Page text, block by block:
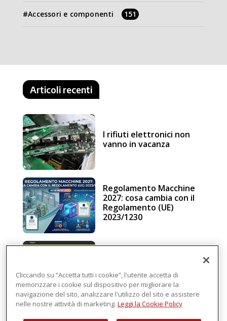
Accessori e componenti 151
Articoli recenti
I rifiuti elettronici non
vanno in vacanza
Regolamento Macchine
2027: cosa cambia con il
Regolamento (UE)
2023/1230
intelligenza in cloud
Cliccando su “Accetta tutti i cookie”, l'utente accetta di
memorizzare i cookie sul dispositivo per migliorare la
navigazione del sito, analizzare l'utilizzo del sito e assistere
nelle nostre attività di marketing. Leggi la Cookie Policy